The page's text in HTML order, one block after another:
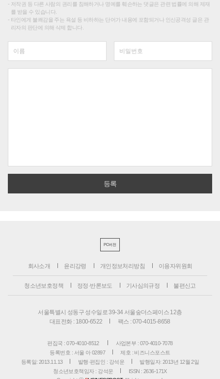
저작권 등 다른 사람의 권리를 침해하거나 명예를 훼손하는 댓글은 관련 법률에 의해 제재
를 받을 수 있습니다.
타인에게 불쾌감을 주는 욕설 등 비하하는 단어가 내용에 포함되거나 인신공격성 글은 관
리자의 판단에 의해 삭제 합니다.
PC버전
회사소개 윤리강령 개인정보처리방침 이용자위원회
청소년보호정책 정정·반론보도 기사심의규정 불편신고
서울특별시 성동구 성수일로 39-34 서울숲더스페이스 12층
대표전화 : 1800-6522
팩스 : 070-4015-8658
편집국 : 070-4010-8512
사업본부 : 070-4010-7078
등록번호 : 서울 아 02897
제호 : 비즈니스포스트
등록일: 2013.11.13
발행·편집인 : 강석운
발행일자: 2013년 12월 2일
청소년보호책임자 : 강석운
ISSN : 2636-171X